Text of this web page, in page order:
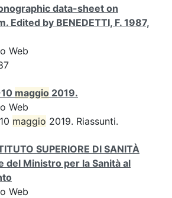
data-sheet on
Edited by BENEDETTI, F. 1987,
Web
maggio 2019.
Web
maggio 2019. Riassunti.
SUPERIORE DI SANITÀ
del Ministro per la Sanità al
Web